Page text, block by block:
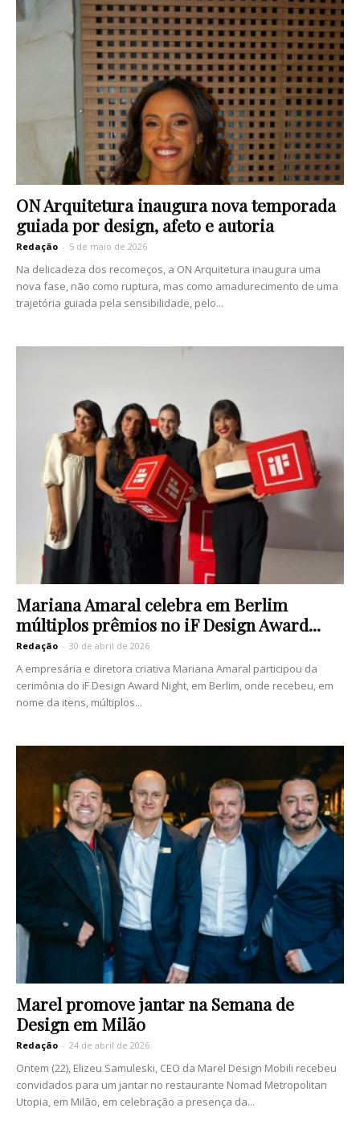
ON Arquitetura inaugura nova temporada
guiada por design, afeto e autoria
Redação - 5 de maio de 2026
Na delicadeza dos recomeços, a ON Arquitetura inaugura uma
nova fase, não como ruptura, mas como amadurecimento de uma
trajetória guiada pela sensibilidade, pelo...
Mariana Amaral celebra em Berlim
múltiplos prêmios no iF Design Award...
Redação - 30 de abril de 2026
A empresária e diretora criativa Mariana Amaral participou da
cerimônia do iF Design Award Night, em Berlim, onde recebeu, em
nome da itens, múltiplos...
Marel promove jantar na Semana de
Design em Milão
Redação - 24 de abril de 2026
Ontem (22), Elizeu Samuleski, CEO da Marel Design Mobili recebeu
convidados para um jantar no restaurante Nomad Metropolitan
Utopia, em Milão, em celebração a presença da...